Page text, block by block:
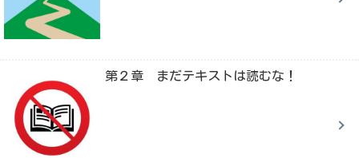
第２章 まだテキストは読むな！